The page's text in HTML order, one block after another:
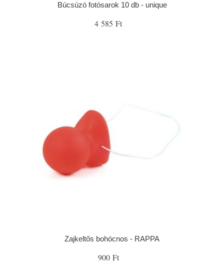
Búcsúzó fotósarok 10 db - unique
4 585 Ft
Zajkeltős bohócnos - RAPPA
900 Ft